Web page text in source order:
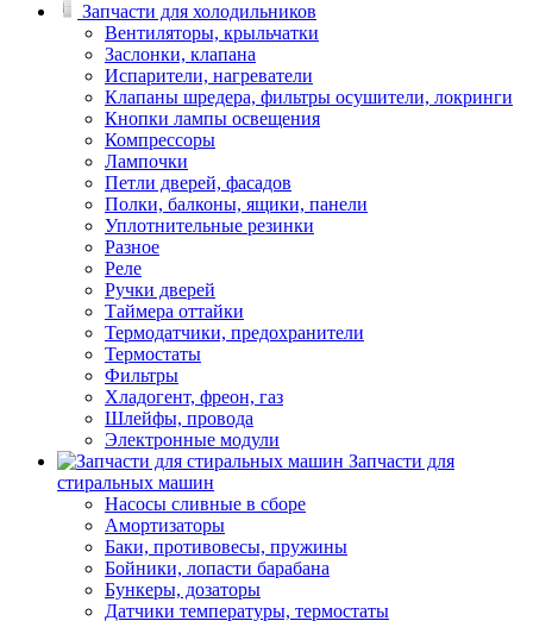
Запчасти для холодильников
Вентиляторы, крыльчатки
Заслонки, клапана
Испарители, нагреватели
Клапаны шредера, фильтры осушители, локринги
Кнопки лампы освещения
Компрессоры
Лампочки
Петли дверей, фасадов
Полки, балконы, ящики, панели
Уплотнительные резинки
Разное
Реле
Ручки дверей
Таймера оттайки
Термодатчики, предохранители
Термостаты
Фильтры
Хладогент, фреон, газ
Шлейфы, провода
Электронные модули
Запчасти для
стиральных машин
Насосы сливные в сборе
Амортизаторы
Баки, противовесы, пружины
Бойники, лопасти барабана
Бункеры, дозаторы
Датчики температуры, термостаты